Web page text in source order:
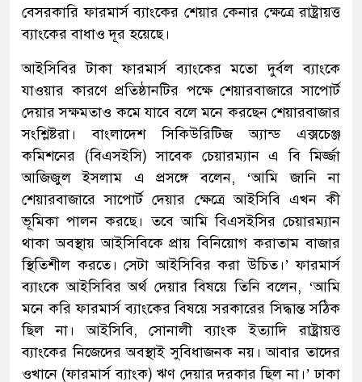
বেসরকারি ফারমার্স ব্যাংকের শেয়ার কেনার ক্ষেত্রে রাষ্ট্রায়ত্ত
ব্যাংকের বাধাও দূর হয়েছে।
আইসিবির টাকা ফারমার্স ব্যাংকের মতো দুর্বল ব্যাংকে
যাওয়ার কারণে প্রতিষ্ঠানটির পক্ষে শেয়ারবাজারে সাপোর্ট
দেয়ার সক্ষমতাও কমে যাবে বলে মনে করছেন শেয়ারবাজার
সংশ্লিষ্টরা। বাংলাদেশ সিকিউরিটিজ অ্যান্ড এক্সচেঞ্জ
কমিশনের (বিএসইসি) সাবেক চেয়ারম্যান এ বি মির্জ্জা
আজিজুল ইসলাম এ প্রসঙ্গে বলেন, ‘আমি জানি না
শেয়ারবাজারে সাপোর্ট দেয়ার ক্ষেত্রে আইসিবি এখন কী
ভূমিকা পালন করছে। তবে আমি বিএসইসির চেয়ারম্যান
থাকা অবস্থায় আইসিবিকে প্রায় বিনিয়োগ করাতাম বাজার
স্থিতিশীল করতে। সেটা আইসিবির করা উচিত।’ ফারমার্স
ব্যাংকে আইসিবির অর্থ দেয়ার বিষয়ে তিনি বলেন, ‘আমি
মনে করি ফারমার্স ব্যাংকের বিষয়ে সরকারের সিদ্ধান্ত সঠিক
ছিল না। আইসিবি, সোনালী ব্যাংক ইত্যাদি রাষ্ট্রায়ত্ত
ব্যাংকের নিজেদের অবস্থাই সুবিধাজনক নয়। আবার তাদের
ওখানে (ফারমার্স ব্যাংক) ঋণ দেয়ার দরকার ছিল না।’ ঢাকা